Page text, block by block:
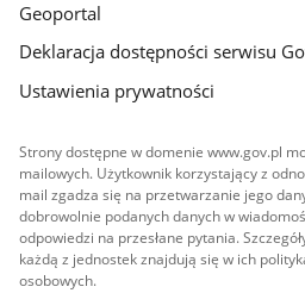
Geoportal
Deklaracja dostępności serwisu
Ustawienia prywatności
Strony dostępne w domenie www.gov.pl
mailowych. Użytkownik korzystający z
mail zgadza się na przetwarzanie jego
dobrowolnie podanych danych w
odpowiedzi na przesłane pytania.
każdą z jednostek znajdują się w ich
osobowych.